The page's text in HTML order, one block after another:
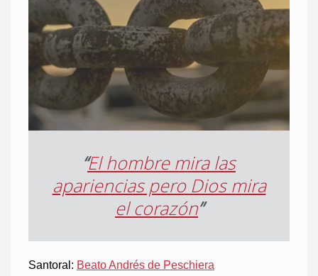
“El hombre mira las
apariencias pero Dios mira
el corazón”
Santoral: Beato Andrés de Peschiera